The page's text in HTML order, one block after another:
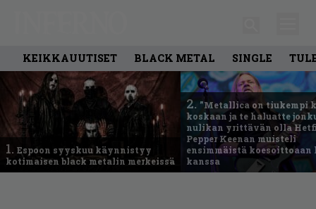
KEIKKAUUTISET BLACK METAL SINGLE
1. Espoon syyskuu käynnistyy
kotimaisen black metalin merkeissä
2. ”Metallica on tiukempi
koskaan ja te haluatte
nulikan yrittävän olla
Pepper Keenan muisteli
ensimmäistä
kanssa